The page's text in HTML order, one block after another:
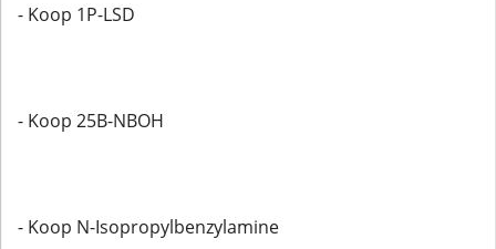
- Koop 1P-LSD
- Koop 25B-NBOH
- Koop N-Isopropylbenzylamine